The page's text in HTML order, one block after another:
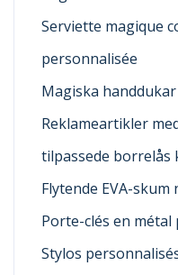
Serviette magique
personnalisée
Magiska
Reklameartikler
tilpassede borrelås
Flytende EVA-
Porte-clés en
Stylos